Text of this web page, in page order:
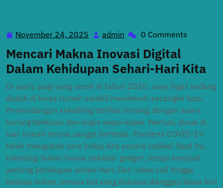
November 24, 2025 November
2025
admin admin0 Comments
Mencari Makna Inovasi Digital
Dalam Kehidupan Sehari-Hari Kita
Di suatu pagi yang cerah di tahun 2020, saya ingat sedang
duduk di teras rumah sambil menikmati secangkir kopi.
Pemandangan sekeliling terlihat tenang, dengan suara
burung berkicau dan angin sepoi-sepoi. Namun, dunia di
luar rumah terasa sangat berbeda. Pandemi COVID-19
telah mengubah cara hidup kita secara radikal. Saat itu,
teknologi bukan hanya sekadar gadget, tetapi menjadi
jantung kehidupan sehari-hari. Dari video call hingga
belanja online, semua hal yang dulunya dianggap biasa kini